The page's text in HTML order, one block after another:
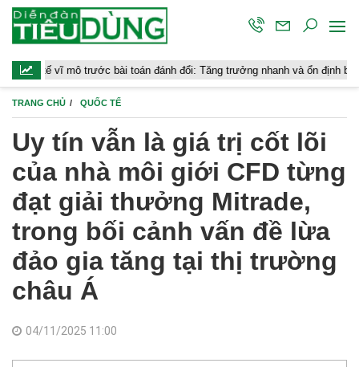
mô trước bài toán đánh đổi: Tăng trưởng nhanh và ổn định bền vững
TRANG CHỦ QUỐC TẾ
Uy tín vẫn là giá trị cốt lõi
của nhà môi giới CFD từng
đạt giải thưởng Mitrade,
trong bối cảnh vấn đề lừa
đảo gia tăng tại thị trường
châu Á
04/11/2025 11:00